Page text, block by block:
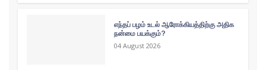
எந்தப் பழம் உடல் ஆரோக்கியத்திற்கு அதிக
நன்மை பயக்கும்?
04 August 2026